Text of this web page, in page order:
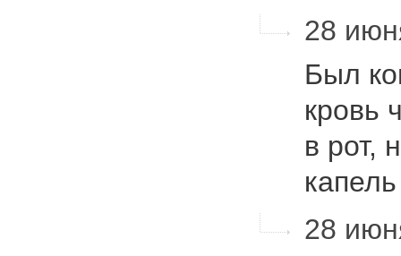
28
Был
кровь
в рот,
28